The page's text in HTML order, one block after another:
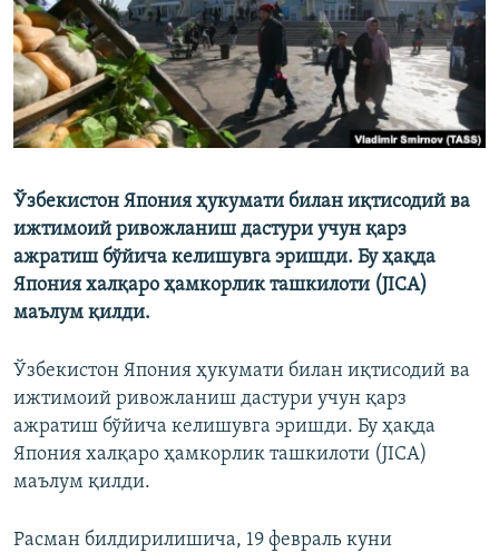
Ўзбекистон Япония ҳукумати билан иқтисодий ва
ижтимоий ривожланиш дастури учун қарз
ажратиш бўйича келишувга эришди. Бу ҳақда
Япония халқаро ҳамкорлик ташкилоти (JICA)
маълум қилди.
Ўзбекистон Япония ҳукумати билан иқтисодий ва
ижтимоий ривожланиш дастури учун қарз
ажратиш бўйича келишувга эришди. Бу ҳақда
Япония халқаро ҳамкорлик ташкилоти (JICA)
маълум қилди.
Расман билдирилишича, 19 февраль куни